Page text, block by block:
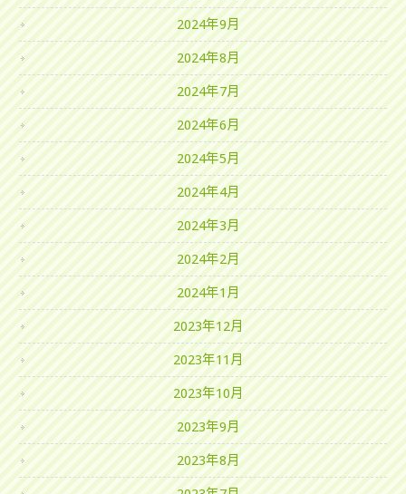
2024年9月
2024年8月
2024年7月
2024年6月
2024年5月
2024年4月
2024年3月
2024年2月
2024年1月
2023年12月
2023年11月
2023年10月
2023年9月
2023年8月